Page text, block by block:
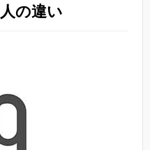
の違い